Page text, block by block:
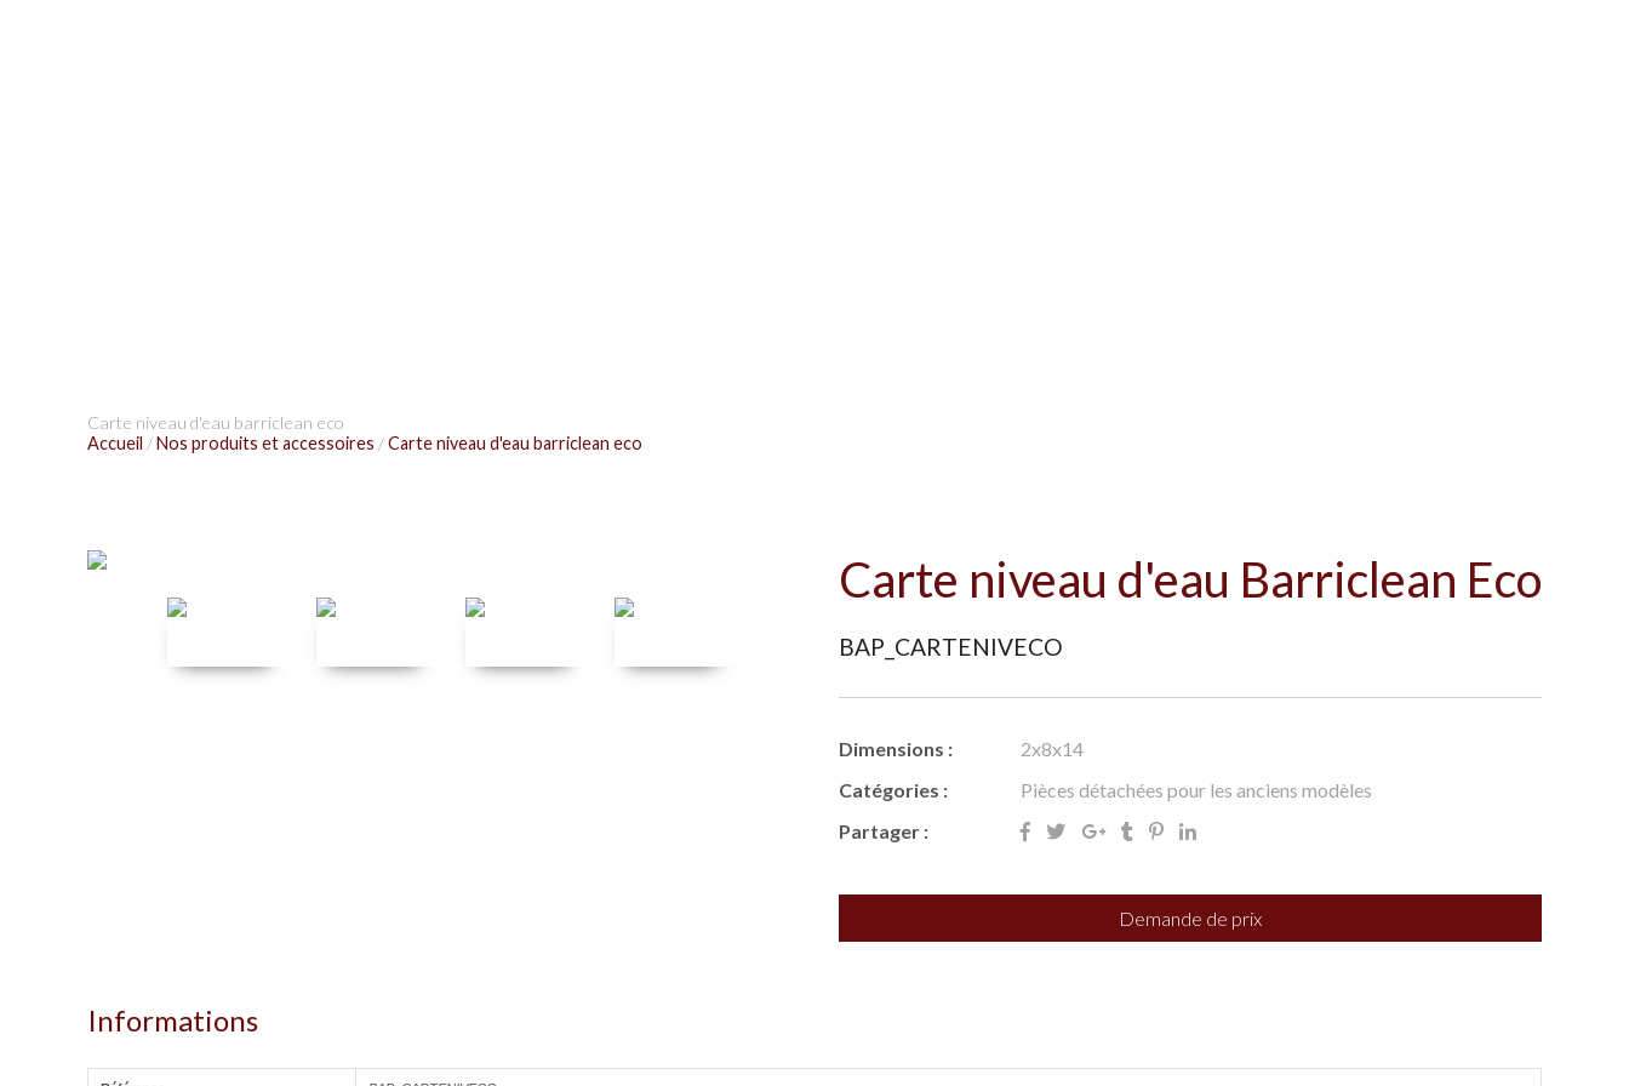
Carte niveau d'eau barriclean eco
Accueil /Nos produits et accessoires /Carte niveau d'eau barriclean eco
Carte niveau d'eau Barriclean Eco
BAP_CARTENIVECO
Dimensions :
2x8x14
Catégories :
Pièces détachées pour les anciens modèles
Partager :
Demande de prix
Informations